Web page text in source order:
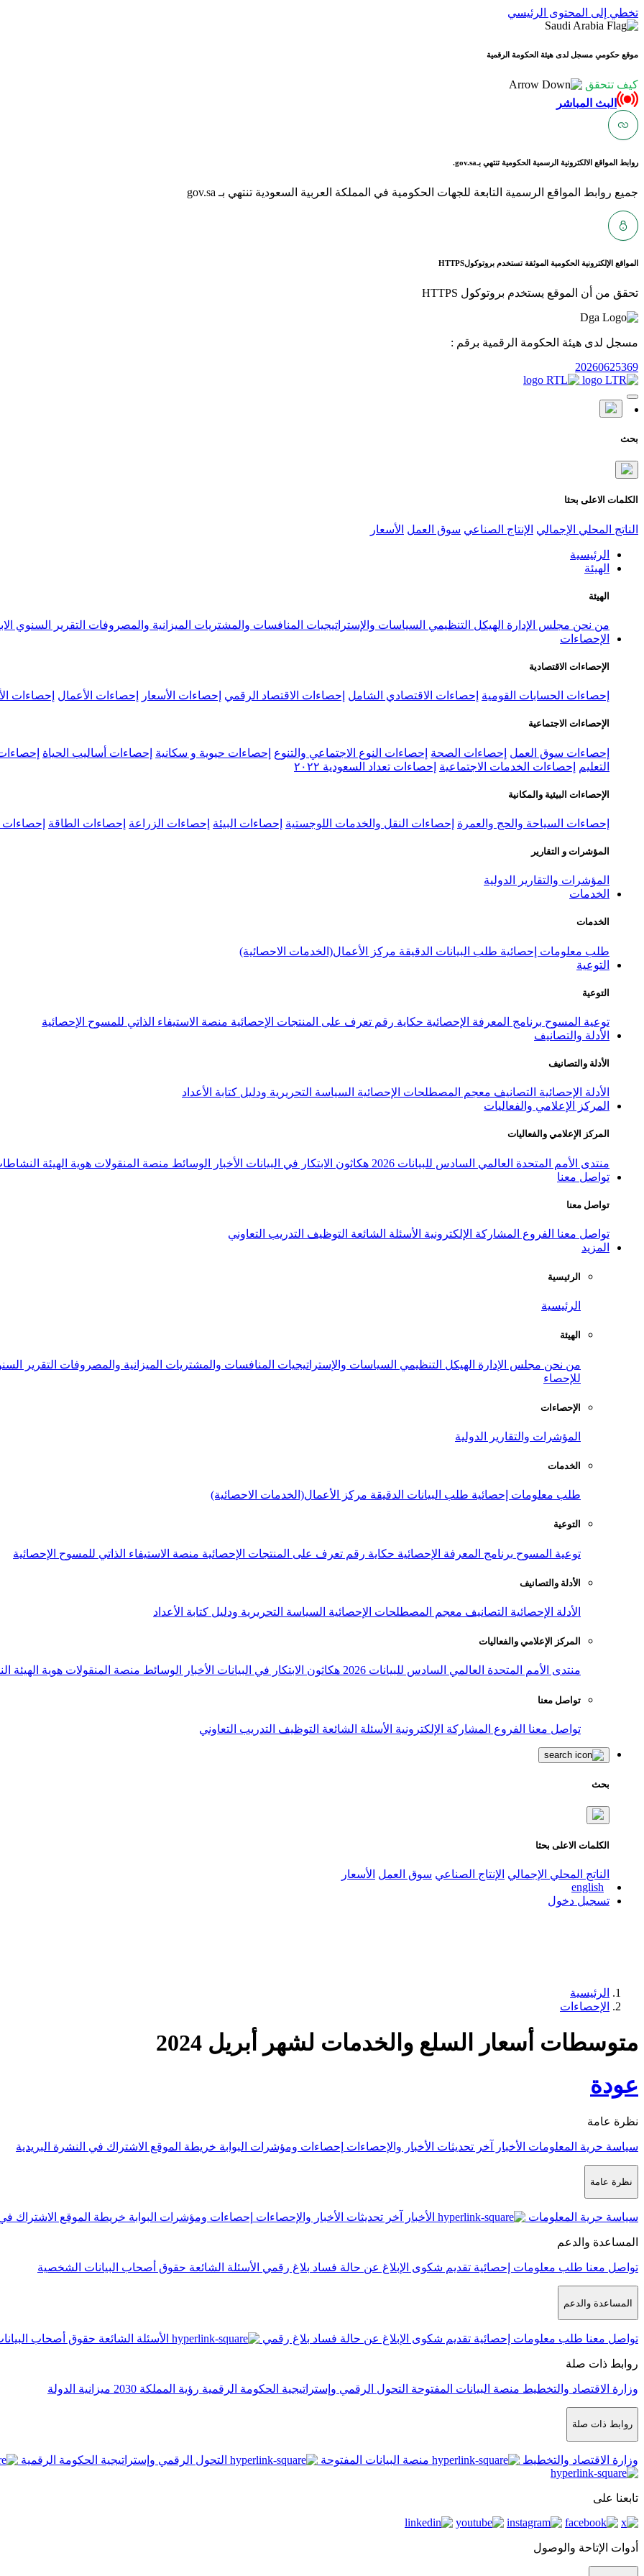
تخطي إلى المحتوى الرئيسي
موقع حكومي مسجل لدى هيئة الحكومة الرقمية
كيف تتحقق
البث المباشر
روابط المواقع الالكترونية الرسمية الحكومية تنتهي بـgov.sa.
جميع روابط المواقع الرسمية التابعة للجهات الحكومية في المملكة العربية السعودية تنتهي بـ gov.sa
المواقع الإلكترونية الحكومية الموثقة تستخدم بروتوكولHTTPS
تحقق من أن الموقع يستخدم بروتوكول HTTPS
مسجل لدى هيئة الحكومة الرقمية برقم :
20260625369
بحث
الكلمات الاعلى بحثا
الناتج المحلي الإجمالي الإنتاج الصناعي سوق العمل الأسعار
الرئيسية
الهيئة
الهيئة
من نحن مجلس الإدارة الهيكل التنظيمي السياسات والإستراتيجيات المنافسات والمشتريات الميزانية والمصروفات التقرير السنوي
الإحصاءات
الإحصاءات الاقتصادية
إحصاءات الحسابات القومية إحصاءات الاقتصادي الشامل إحصاءات الاقتصاد الرقمي إحصاءات الأسعار إحصاءات الأعمال إحصاءات
الإحصاءات الاجتماعية
إحصاءات سوق العمل إحصاءات الصحة إحصاءات النوع الاجتماعي والتنوع إحصاءات حيوية و سكانية إحصاءات أساليب الحياة
التعليم
إحصاءات الخدمات الاجتماعية إحصاءات تعداد السعودية ٢٠٢٢
الإحصاءات البيئية والمكانية
إحصاءات السياحة والحج والعمرة إحصاءات النقل والخدمات اللوجستية إحصاءات البيئة إحصاءات الزراعة إحصاءات الطاقة إحصاءات
المؤشرات و التقارير
المؤشرات والتقارير الدولية
الخدمات
الخدمات
طلب معلومات إحصائية طلب البيانات الدقيقة مركز الأعمال(الخدمات الاحصائية)
التوعية
التوعية
توعية المسوح برنامج المعرفة الإحصائية حكاية رقم تعرف على المنتجات الإحصائية منصة الاستيفاء الذاتي للمسوح الإحصائية
الأدلة والتصانيف
الأدلة والتصانيف
الأدلة الإحصائية التصانيف معجم المصطلحات الإحصائية السياسة التحريرية ودليل كتابة الأعداد
المركز الإعلامي والفعاليات
المركز الإعلامي والفعاليات
منتدى الأمم المتحدة العالمي السادس للبيانات 2026 هكاثون الابتكار في البيانات الأخبار الوسائط منصة المنقولات هوية الهيئة
تواصل معنا
تواصل معنا
تواصل معنا الفروع المشاركة الإلكترونية الأسئلة الشائعة التوظيف التدريب التعاوني
المزيد
الرئيسية
الرئيسية
الهيئة
من نحن مجلس الإدارة الهيكل التنظيمي السياسات والإستراتيجيات المنافسات والمشتريات الميزانية والمصروفات التقرير
للإحصاء
الإحصاءات
المؤشرات والتقارير الدولية
الخدمات
طلب معلومات إحصائية طلب البيانات الدقيقة مركز الأعمال(الخدمات الاحصائية)
التوعية
توعية المسوح برنامج المعرفة الإحصائية حكاية رقم تعرف على المنتجات الإحصائية منصة الاستيفاء الذاتي للمسوح الإحصائية
الأدلة والتصانيف
الأدلة الإحصائية التصانيف معجم المصطلحات الإحصائية السياسة التحريرية ودليل كتابة الأعداد
المركز الإعلامي والفعاليات
منتدى الأمم المتحدة العالمي السادس للبيانات 2026 هكاثون الابتكار في البيانات الأخبار الوسائط منصة المنقولات هوية الهيئة
تواصل معنا
تواصل معنا الفروع المشاركة الإلكترونية الأسئلة الشائعة التوظيف التدريب التعاوني
بحث
الكلمات الاعلى بحثا
الناتج المحلي الإجمالي الإنتاج الصناعي سوق العمل الأسعار
english
تسجيل دخول
الرئيسية
الإحصاءات
متوسطات أسعار السلع والخدمات لشهر أبريل 2024
عودة
نظرة عامة
سياسة حرية المعلومات الأخبار آخر تحديثات الأخبار والإحصاءات إحصاءات ومؤشرات البوابة خريطة الموقع الاشتراك في النشرة البريدية
نظرة عامة
سياسة حرية المعلومات الأخبار آخر تحديثات الأخبار والإحصاءات إحصاءات ومؤشرات البوابة خريطة الموقع الاشتراك
المساعدة والدعم
تواصل معنا طلب معلومات إحصائية تقديم شكوى الإبلاغ عن حالة فساد بلاغ رقمي الأسئلة الشائعة حقوق أصحاب البيانات الشخصية
المساعدة والدعم
تواصل معنا طلب معلومات إحصائية تقديم شكوى الإبلاغ عن حالة فساد بلاغ رقمي الأسئلة الشائعة حقوق أصحاب
روابط ذات صلة
وزارة الاقتصاد والتخطيط منصة البيانات المفتوحة التحول الرقمي وإستراتيجية الحكومة الرقمية رؤية المملكة 2030 ميزانية الدولة
روابط ذات صلة
وزارة الاقتصاد والتخطيط منصة البيانات المفتوحة التحول الرقمي وإستراتيجية الحكومة الرقمية
تابعنا على
أدوات الإتاحة والوصول